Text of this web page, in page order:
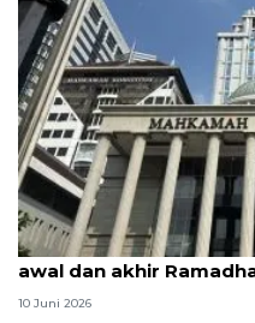
MK uji materi UU
awal dan akhir
10 Juni 2026